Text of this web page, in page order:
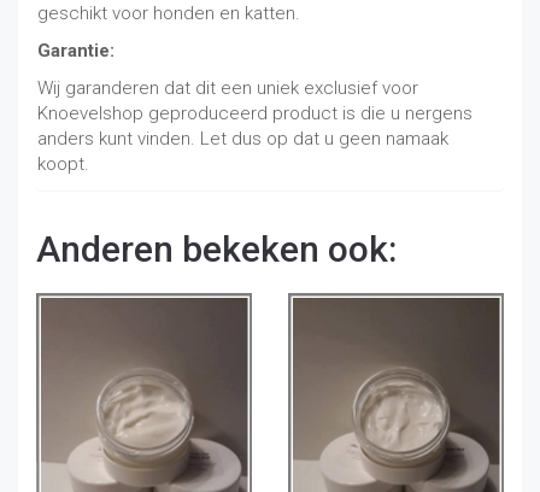
geschikt voor honden en katten.
Garantie:
Wij garanderen dat dit een uniek exclusief voor
Knoevelshop geproduceerd product is die u nergens
anders kunt vinden. Let dus op dat u geen namaak
koopt.
Anderen bekeken ook: